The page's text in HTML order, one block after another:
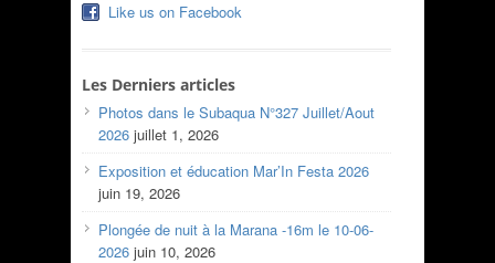
Like us on Facebook
Les Derniers articles
Photos dans le Subaqua N°327 Juillet/Aout
2026 juillet 1, 2026
Exposition et éducation Mar’In Festa 2026
juin 19, 2026
Plongée de nuit à la Marana -16m le 10-06-
2026 juin 10, 2026